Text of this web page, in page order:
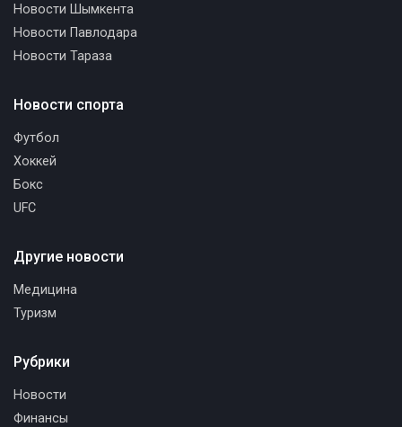
Новости Шымкента
Новости Павлодара
Новости Тараза
Новости спорта
Футбол
Хоккей
Бокс
UFC
Другие новости
Медицина
Туризм
Рубрики
Новости
Финансы